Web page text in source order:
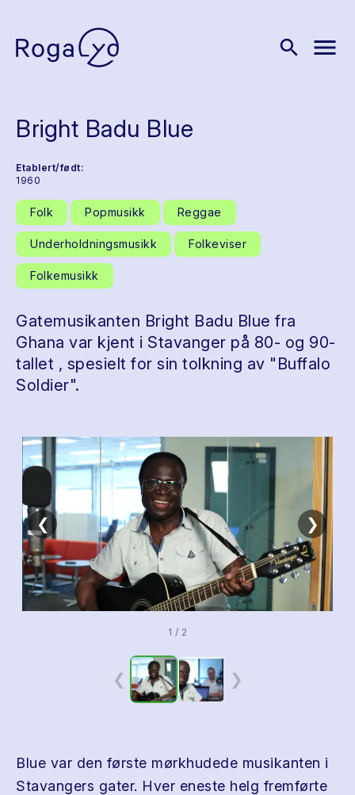
search menu
Bright Badu Blue
Etablert/født:
1960
Folk Popmusikk Reggae
Underholdningsmusikk Folkeviser
Folkemusikk
Gatemusikanten Bright Badu Blue fra
Ghana var kjent i Stavanger på 80- og 90-
tallet , spesielt for sin tolkning av "Buffalo
Soldier".
❮ ❯
1 / 2
❮ ❯
Blue var den første mørkhudede musikanten i
Stavangers gater. Hver eneste helg fremførte